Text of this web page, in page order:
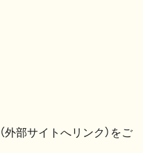
（外部サイトへリンク）をご